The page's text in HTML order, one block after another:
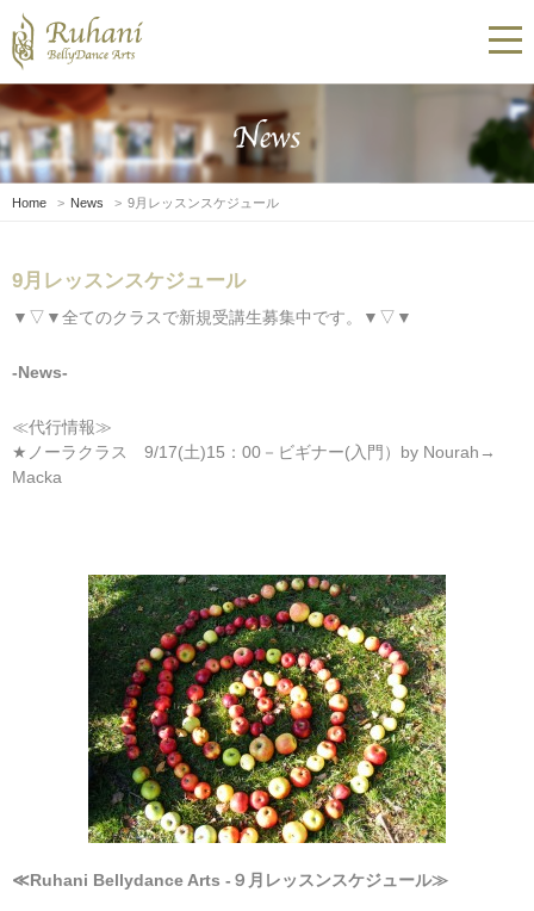
Home News 9月レッスンスケジュール
9月レッスンスケジュール
▼▽▼全てのクラスで新規受講生募集中です。▼▽▼
-News-
≪代行情報≫
★ノーラクラス 9/17(土)15：00－ビギナー(入門）by Nourah→
Macka
≪Ruhani Bellydance Arts -９月レッスンスケジュール≫